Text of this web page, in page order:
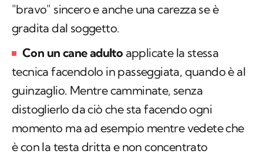
necessariamente usando il cibo: basta un
"bravo" sincero e anche una carezza se è
gradita dal soggetto.
Con un cane adultoapplicate la stessa
tecnica facendolo in passeggiata, quando è al
guinzaglio. Mentre camminate, senza
distoglierlo da ciò che sta facendo ogni
momento ma ad esempio mentre vedete che